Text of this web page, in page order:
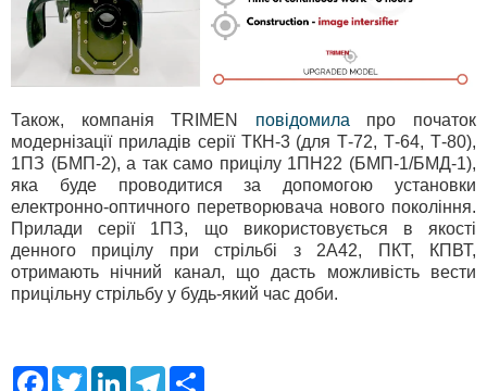
Також, компанія TRIMEN повідомила про початок
модернізації приладів серії ТКН-3 (для Т-72, Т-64, Т-80),
1ПЗ (БМП-2), а так само прицілу 1ПН22 (БМП-1/БМД-1),
яка буде проводитися за допомогою установки
електронно-оптичного перетворювача нового покоління.
Прилади серії 1ПЗ, що використовується в якості
денного прицілу при стрільбі з 2А42, ПКТ, КПВТ,
отримають нічний канал, що дасть можливість вести
прицільну стрільбу у будь-який час доби.
F
T
L
T